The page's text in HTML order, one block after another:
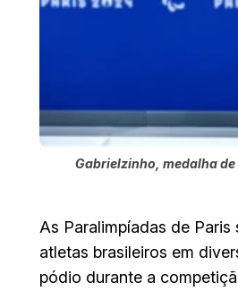
Gabrielzinho, medalha
As Paralimpíadas de
atletas brasileiros em
pódio durante a